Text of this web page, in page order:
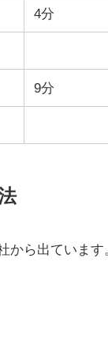
4分
9分
から出ています